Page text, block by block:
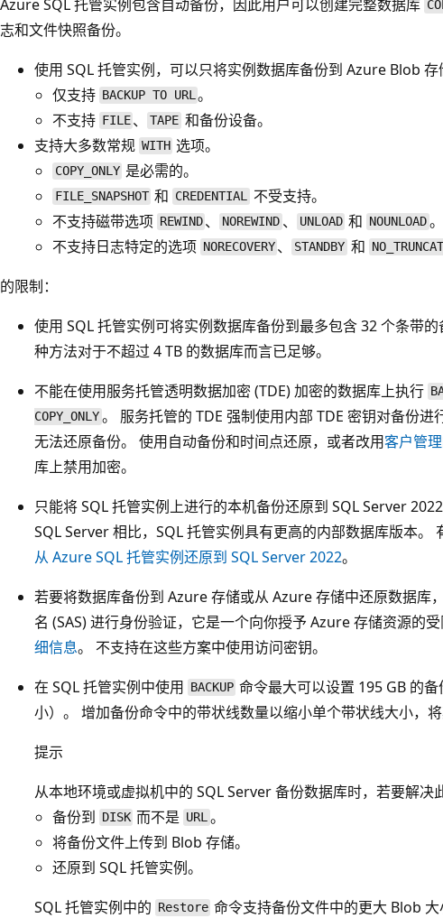
Azure SQL 托管实例包含自动备份，因此用户可以创建完整数据库
志和文件快照备份。
使用 SQL 托管实例，可以只将实例数据库备份到 Azure Blob 存
仅支持 BACKUP TO URL。
不支持
FILE 、TAPE和备份设备。
支持大多数常规 WITH 选项。
COPY_ONLY 是必需的。
FILE_SNAPSHOT 和 CREDENTIAL 不受支持。
不支持磁带选项 REWIND 、 NOREWIND 、 UNLOAD 和 NOUNLOAD。
不支持日志特定的选项 NORECOVERY 、 STANDBY 和
的限制：
使用 SQL 托管实例可将实例数据库备份到最多包含 32 个条带
种方法对于不超过 4 TB 的数据库而言已足够。
不能在使用服务托管透明数据加密 (TDE) 加密的数据库上执行
COPY_ONLY。 服务托管的 TDE 强制使用内部 TDE 密钥对备份
无法还原备份。 使用自动备份和时间点还原，或者改用客户管
库上禁用加密。
只能将 SQL 托管实例上进行的本机备份还原到 SQL Server
SQL Server 相比，SQL 托管实例具有更高的内部数据库版本。
从 Azure SQL 托管实例还原到 SQL Server 2022。
若要将数据库备份到 Azure 存储或从 Azure 存储中还原数据库
名 (SAS) 进行身份验证，它是一个向你授予 Azure 存储资源的受
细信息。 不支持在这些方案中使用访问密钥。
在 SQL 托管实例中使用
BACKUP 命令最大可以设置 195 GB 的
小）。 增加备份命令中的带状线数量以缩小单个带状线大小，将
提示
从本地环境或虚拟机中的 SQL Server 备份数据库时，若要解决
备份到
DISK 而不是 URL。
将备份文件上传到 Blob 存储。
还原到 SQL 托管实例。
SQL 托管实例中的
Restore 命令支持备份文件中的更大 Blob